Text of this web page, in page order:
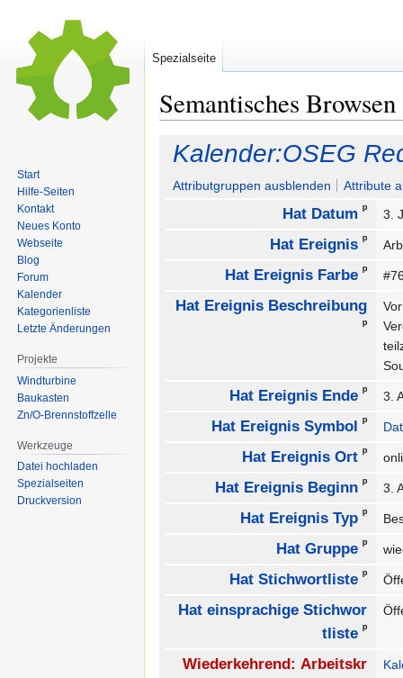
Semantisches Browsen
Zur
Navigation
springen
Zur
Suche
springen
Kalender:OSEG
Attributgruppen ausblenden Attribute
Hat Datum ᵖ 3.
Hat Ereignis ᵖ
Hat Ereignis Farbe ᵖ
Hat Ereignis Beschreibung
ᵖ
Hat Ereignis Ende ᵖ 3.
Hat Ereignis Symbol ᵖ
Hat Ereignis Ort ᵖ
Hat Ereignis Beginn ᵖ 3.
Hat Ereignis Typ ᵖ
Hat Gruppe ᵖ
Hat Stichwortliste ᵖ
Hat einsprachige Stichwor
tliste ᵖ
Wiederkehrend: Arbeitskr
Spezialseite
Start
Hilfe-Seiten
Kontakt
Neues Konto
Webseite
Blog
Forum
Kalender
Kategorienliste
Letzte Änderungen
Projekte
Windturbine
Baukasten
Zn/O-Brennstoffzelle
Werkzeuge
Datei hochladen
Spezialseiten
Druckversion